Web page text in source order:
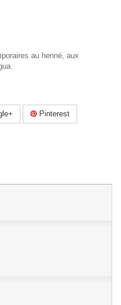
au henné, aux
Pinterest